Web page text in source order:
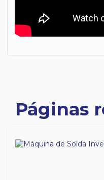
Páginas